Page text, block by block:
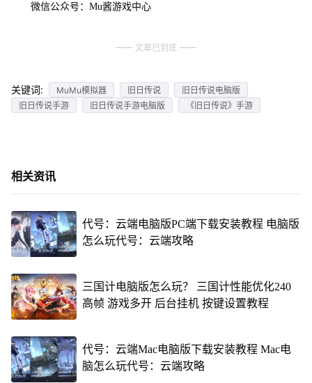
微信公众号：Mu酱游戏中心
文章已到底
关键词: MuMu模拟器 旧日传说
旧日传说电脑版
旧日传说手游
旧日传说手游电脑版 《旧日传说》手游
相关资讯
代号：云端电脑版PC端下载安装教程 电脑版
怎么玩代号：云端攻略
三国计电脑版怎么玩？ 三国计性能优化240
高帧 游戏多开 后台挂机 按键设置教程
代号：云端Mac电脑版下载安装教程 Mac电
脑怎么玩代号：云端攻略